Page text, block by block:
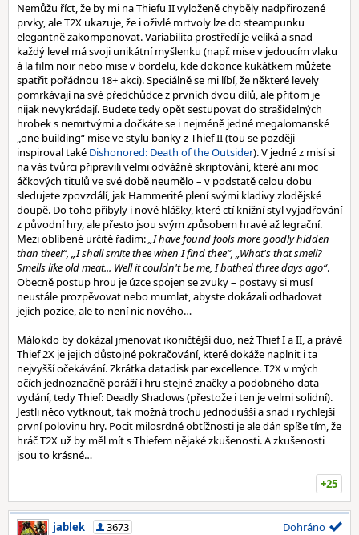
Nemůžu říct, že by mi na Thiefu II vyloženě chyběly nadpřirozené
prvky, ale T2X ukazuje, že i oživlé mrtvoly lze do steampunku
elegantně zakomponovat. Variabilita prostředí je veliká a snad
každý level má svoji unikátní myšlenku (např. mise v jedoucím vlaku
á la film noir nebo mise v bordelu, kde dokonce kukátkem můžete
spatřit pořádnou 18+ akci). Speciálně se mi líbí, že některé levely
pomrkávají na své předchůdce z prvních dvou dílů, ale přitom je
nijak nevykrádají. Budete tedy opět sestupovat do strašidelných
hrobek s nemrtvými a dočkáte se i nejméně jedné megalomanské
„one building“ mise ve stylu banky z Thief II (tou se později
inspiroval také Dishonored: Death of the Outsider). V jedné z misí si
na vás tvůrci připravili velmi odvážné skriptování, které ani moc
áčkových titulů ve své době neumělo – v podstatě celou dobu
sledujete zpovzdálí, jak Hammerité plení svými kladivy zlodějské
doupě. Do toho přibyly i nové hlášky, které ctí knižní styl vyjadřování
z původní hry, ale přesto jsou svým způsobem hravé až legrační.
Mezi oblíbené určitě řadím:„I have found fools more goodly hidden
than thee!“, „I shall smite thee when I find thee“, „What's that smell?
Smells like old meat... Well it couldn't be me, I bathed three days ago“.
Obecně postup hrou je úzce spojen se zvuky – postavy si musí
neustále prozpěvovat nebo mumlat, abyste dokázali odhadovat
jejich pozice, ale to není nic nového…
Málokdo by dokázal jmenovat ikoničtější duo, než Thief I a II, a právě
Thief 2X je jejich důstojné pokračování, které dokáže naplnit i ta
nejvyšší očekávání. Zkrátka datadisk par excellence. T2X v mých
očích jednoznačně poráží i hru stejné značky a podobného data
vydání, tedy Thief: Deadly Shadows (přestože i ten je velmi solidní).
Jestli něco vytknout, tak možná trochu jednodušší a snad i rychlejší
první polovinu hry. Pocit milosrdné obtížnosti je ale dán spíše tím, že
hráč T2X už by měl mít s Thiefem nějaké zkušenosti. A zkušenosti
jsou to krásné…
+25
jablek
3673
Dohráno